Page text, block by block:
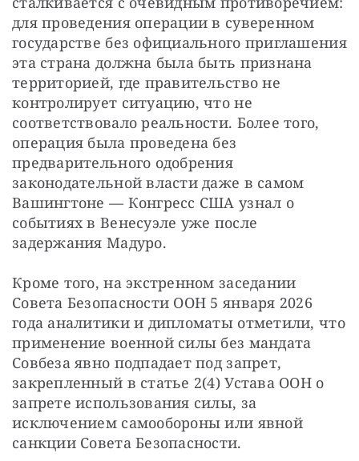
для проведения операции в суверенном
государстве без официального приглашения
эта страна должна была быть признана
территорией, где правительство не
контролирует ситуацию, что не
соответствовало реальности. Более того,
операция была проведена без
предварительного одобрения
законодательной власти даже в самом
Вашингтоне — Конгресс США узнал о
событиях в Венесуэле уже после
задержания Мадуро.
Кроме того, на экстренном заседании
Совета Безопасности ООН 5 января 2026
года аналитики и дипломаты отметили, что
применение военной силы без мандата
Совбеза явно подпадает под запрет,
закрепленный в статье 2(4) Устава ООН о
запрете использования силы, за
исключением самообороны или явной
санкции Совета Безопасности.